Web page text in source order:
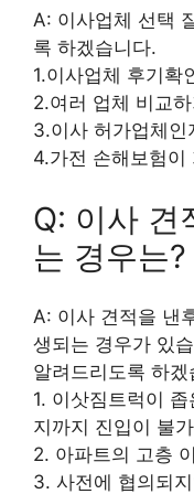
A: 이사업체 선택
록 하겠습니다.
1.이사업체 후기확
2.여러 업체 비교하
3.이사 허가업체인
4.가전 손해보험이
Q: 이사 견
는 경우는?
A: 이사 견적을 낸
생되는 경우가 있
알려드리도록 하겠
1. 이삿짐트럭이
지까지 진입이 불
2. 아파트의 고층
3. 사전에 협의되